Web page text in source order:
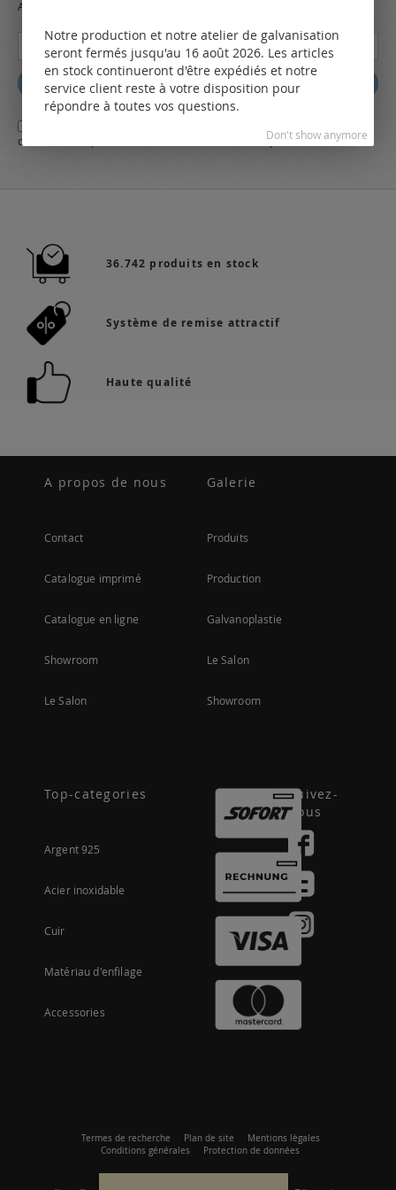
Always stay up to date and find out what's new from the very first hand.
Inscription
notre
lettre
d’information
:
Abbonez
déclaration de protection des données
de LEO Components AG
36.742 produits en stock
Système de remise attractif
Haute qualité
A propos de nous
Contact
Catalogue imprimé
Catalogue en ligne
Showroom
Le Salon
Galerie
Produits
Production
Galvanoplastie
Le Salon
Showroom
Top-categories
Argent 925
Acier inoxidable
Cuir
Matériau d'enfilage
Accessories
Suivez-
nous
Termes de recherche Plan de site
Mentions lègales
Conditions générales
Protection de données
Notre production et notre atelier de galvanisation
seront fermés jusqu'au 16 août 2026. Les articles
en stock continueront d'être expédiés et notre
service client reste à votre disposition pour
répondre à toutes vos questions.
Don't show anymore